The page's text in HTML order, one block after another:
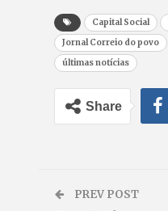
Capital Social
Jornal Correio do povo
últimas notícias
Share
PREV POST